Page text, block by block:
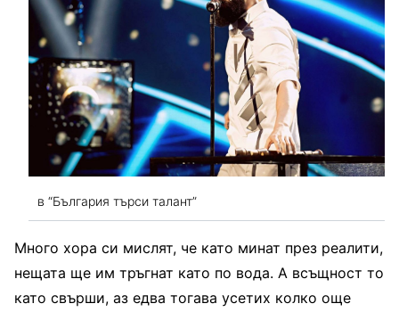
в “България търси талант”
Много хора си мислят, че като минат през реалити,
нещата ще им тръгнат като по вода. А всъщност то
като свърши, аз едва тогава усетих колко още